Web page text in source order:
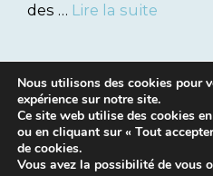
des … Lire la suite
Nous utilisons des cookies pour
expérience sur notre site.
Ce site web utilise des cookies
ou en cliquant sur « Tout
de cookies.
Vous avez la possibilité de vous